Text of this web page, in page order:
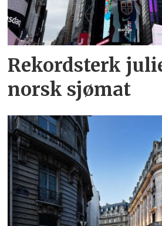
Rekordsterk
norsk sjømat